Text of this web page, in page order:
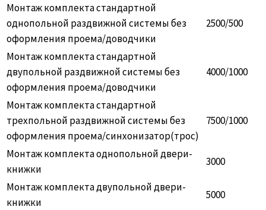
Монтаж комплекта стандартной
однопольной раздвижной системы без
оформления проема/доводчики
2500/500
Монтаж комплекта стандартной
двупольной раздвижной системы без
оформления проема/доводчики
4000/1000
Монтаж комплекта стандартной
трехпольной раздвижной системы без
оформления проема/синхонизатор(трос)
7500/1000
Монтаж комплекта однопольной двери-
книжки
3000
Монтаж комплекта двупольной двери-
книжки
5000